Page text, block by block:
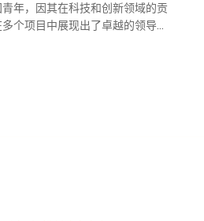
年，因其在科技和创新领域的贡
个项目中展现出了卓越的领导能